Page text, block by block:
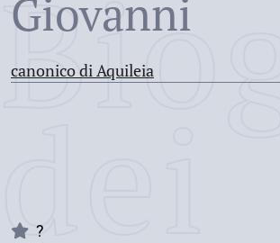
Giovanni
canonico di Aquileia
dei
?